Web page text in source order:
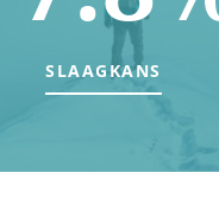
SLAAGKANS